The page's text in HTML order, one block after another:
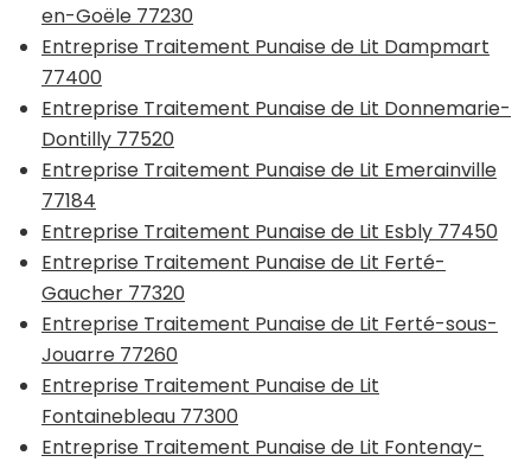
en-Goële 77230
Entreprise Traitement Punaise de Lit Dampmart
77400
Entreprise Traitement Punaise de Lit Donnemarie-
Dontilly 77520
Entreprise Traitement Punaise de Lit Emerainville
77184
Entreprise Traitement Punaise de Lit Esbly 77450
Entreprise Traitement Punaise de Lit Ferté-
Gaucher 77320
Entreprise Traitement Punaise de Lit Ferté-sous-
Jouarre 77260
Entreprise Traitement Punaise de Lit
Fontainebleau 77300
Entreprise Traitement Punaise de Lit Fontenay-